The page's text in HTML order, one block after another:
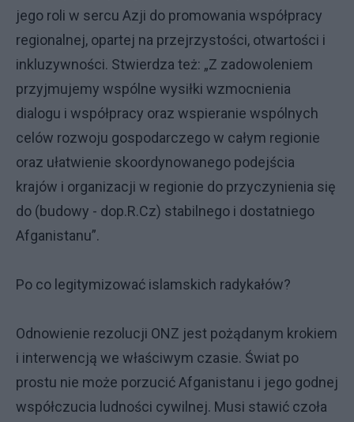
jego roli w sercu Azji do promowania współpracy
regionalnej, opartej na przejrzystości, otwartości i
inkluzywności. Stwierdza też: „Z zadowoleniem
przyjmujemy wspólne wysiłki wzmocnienia
dialogu i współpracy oraz wspieranie wspólnych
celów rozwoju gospodarczego w całym regionie
oraz ułatwienie skoordynowanego podejścia
krajów i organizacji w regionie do przyczynienia się
do (budowy - dop.R.Cz) stabilnego i dostatniego
Afganistanu”.
Po co legitymizować islamskich radykałów?
Odnowienie rezolucji ONZ jest pożądanym krokiem
i interwencją we właściwym czasie. Świat po
prostu nie może porzucić Afganistanu i jego godnej
współczucia ludności cywilnej. Musi stawić czoła